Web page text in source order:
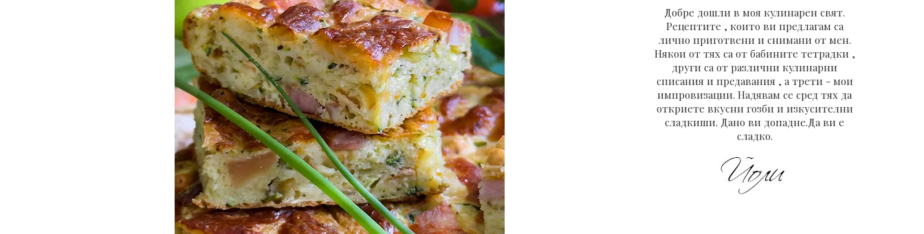
Добре дошли в моя кулинарен свят.
Рецептите , които ви предлагам са
лично приготвени и снимани от мен.
Някои от тях са от бабините тетрадки ,
други са от различни кулинарни
списания и предавания , а трети - мои
импровизации. Надявам се сред тях да
откриете вкусни гозби и изкусителни
сладкиши. Дано ви допадне.Да ви е
сладко.